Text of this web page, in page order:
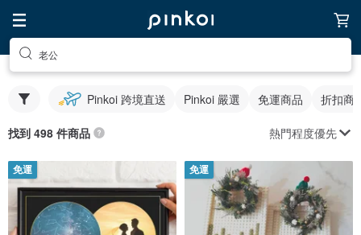
老公
Pinkoi 跨境直送 Pinkoi 嚴選 免運商品 折扣商
找到 498 件商品 熱門程度優先
免運 免運